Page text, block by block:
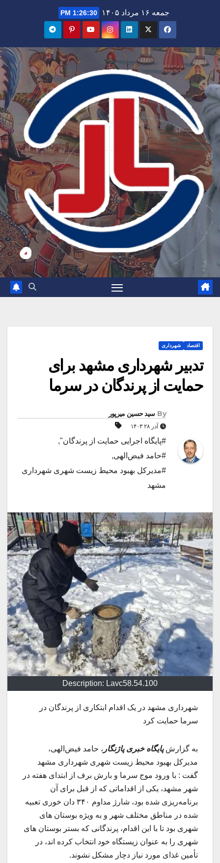
جمعه ۱۶ مرداد ۱۴۰۵ 1:26:32 PM
اقتصاد شهرداری
تدبیر شهرداری مشهد برای
حمایت از پرندگان در سرما
By سید حسین میرپور
آذر ۲۸ ۱۴۰۳
#پایگاه اجرایی حمایت از پرندگان",
#حامد فیض‌الهی,
#مدیرکل بهبود محیط زیست شهری شهرداری
مشهد
Description: Lavc58.54.100
شهرداری مشهد در یک اقدام ابتکاری از پرندگان در
سرما حمایت کرد
به گزارشپایگاه خبری پاژنگار ، حامد فیض‌الهی،
مدیرکل بهبود محیط زیست شهری شهرداری مشهد
گفت : با ورود موج سرما و بارش برف از ابتدای هفته در
شهر مشهد، یکی از اقداماتی که از قبل برای آن
برنامه‌ریزی شده بود، شارژ مداوم ۳۴۰ دان خوری تعبیه
شده در مناطق مختلف شهر و به ویژه بوستان های
شهری بود تا با این اقدام، پرندگانی که بستر بوستان های
شهری را به عنوان زیستگاه خود انتخاب کرده اند، در
تأمین غذای مورد نیاز دچار مشکل نشوند.